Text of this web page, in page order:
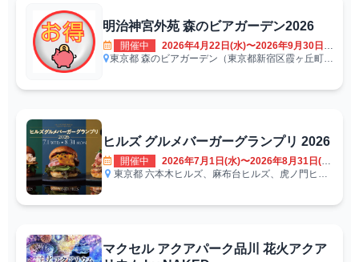
明治神宮外苑 森のビアガーデン2026
開催中
2026年4月22日(水)〜2026年9月30日(水)
東京都森のビアガーデン（東京都新宿区霞ヶ丘町14-13 神宮外苑にこにこパーク内）
ヒルズ グルメバーガーグランプリ 2026
開催中
2026年7月1日(水)〜2026年8月31日(月)
東京都六本木ヒルズ、麻布台ヒルズ、虎ノ門ヒルズ
マクセル アクアパーク品川 花火アクア